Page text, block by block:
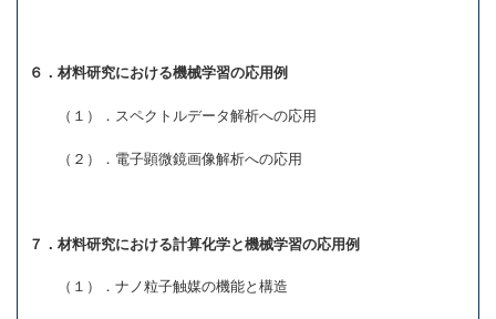
６．材料研究における機械学習の応用例
（１）．スペクトルデータ解析への応用
（２）．電子顕微鏡画像解析への応用
７．材料研究における計算化学と機械学習の応用例
（１）．ナノ粒子触媒の機能と構造